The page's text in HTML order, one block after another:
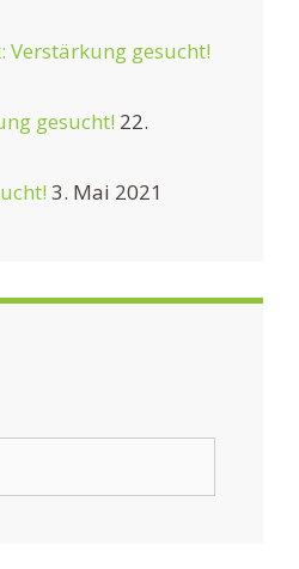
Verstärkung gesucht!
gesucht! 22.
3. Mai 2021